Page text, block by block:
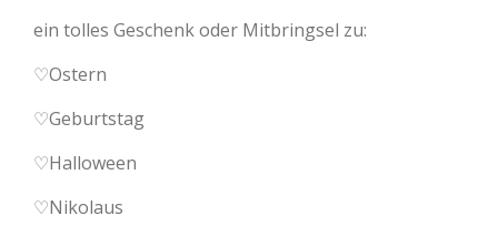
ein tolles Geschenk oder Mitbringsel zu:
♡Ostern
♡Geburtstag
♡Halloween
♡Nikolaus